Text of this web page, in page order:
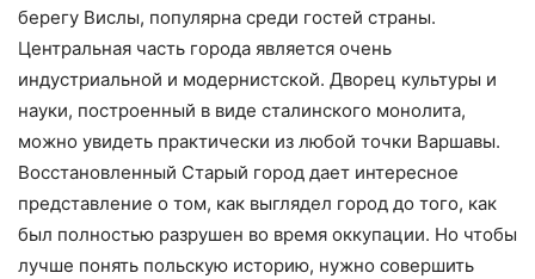
берегу Вислы, популярна среди гостей страны.
Центральная часть города является очень
индустриальной и модернистской. Дворец культуры и
науки, построенный в виде сталинского монолита,
можно увидеть практически из любой точки Варшавы.
Восстановленный Старый город дает интересное
представление о том, как выглядел город до того, как
был полностью разрушен во время оккупации. Но чтобы
лучше понять польскую историю, нужно совершить